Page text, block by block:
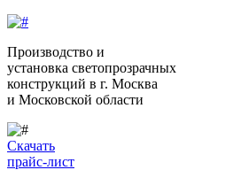
Производство и
установка светопрозрачных
конструкций в г. Москва
и Московской области
Скачать
прайс-лист